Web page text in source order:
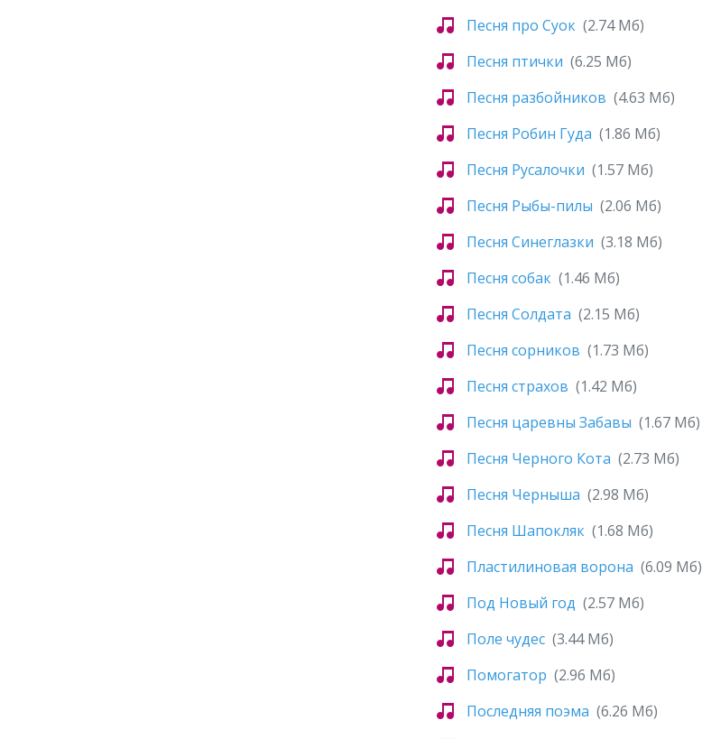
Песня про Суок (2.74 Мб)
Песня птички (6.25 Мб)
Песня разбойников (4.63 Мб)
Песня Робин Гуда (1.86 Мб)
Песня Русалочки (1.57 Мб)
Песня Рыбы-пилы (2.06 Мб)
Песня Синеглазки (3.18 Мб)
Песня собак (1.46 Мб)
Песня Солдата (2.15 Мб)
Песня сорников (1.73 Мб)
Песня страхов (1.42 Мб)
Песня царевны Забавы (1.67 Мб)
Песня Черного Кота (2.73 Мб)
Песня Черныша (2.98 Мб)
Песня Шапокляк (1.68 Мб)
Пластилиновая ворона (6.09 Мб)
Под Новый год (2.57 Мб)
Поле чудес (3.44 Мб)
Помогатор (2.96 Мб)
Последняя поэма (6.26 Мб)